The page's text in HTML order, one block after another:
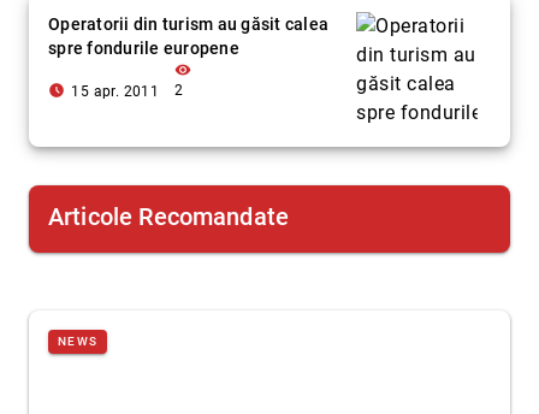
Operatorii din turism au găsit calea
spre fondurile europene
access_time_filled 15 apr. 2011
visibility
2
Articole Recomandate
NEWS